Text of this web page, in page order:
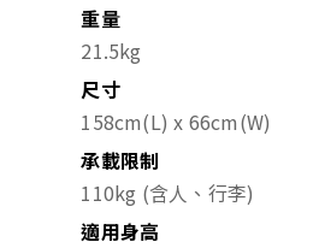
重量
21.5kg
尺寸
158cm(L) x 66cm(W)
承載限制
110kg (含人、行李)
適用身高